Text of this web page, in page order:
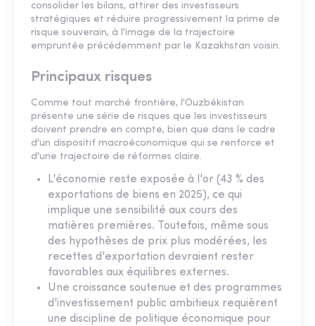
consolider les bilans, attirer des investisseurs
stratégiques et réduire progressivement la prime de
risque souverain, à l'image de la trajectoire
empruntée précédemment par le Kazakhstan voisin.
Principaux risques
Comme tout marché frontière, l'Ouzbékistan
présente une série de risques que les investisseurs
doivent prendre en compte, bien que dans le cadre
d'un dispositif macroéconomique qui se renforce et
d'une trajectoire de réformes claire.
L'économie reste exposée à l'or (43 % des
exportations de biens en 2025), ce qui
implique une sensibilité aux cours des
matières premières. Toutefois, même sous
des hypothèses de prix plus modérées, les
recettes d'exportation devraient rester
favorables aux équilibres externes.
Une croissance soutenue et des programmes
d'investissement public ambitieux requièrent
une discipline de politique économique pour